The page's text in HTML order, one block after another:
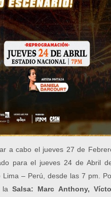
a cabo el jueves 27 de
para el jueves 24 de Abril
– Perú, desde las 7 pm.
laSalsa: Marc Anthony,